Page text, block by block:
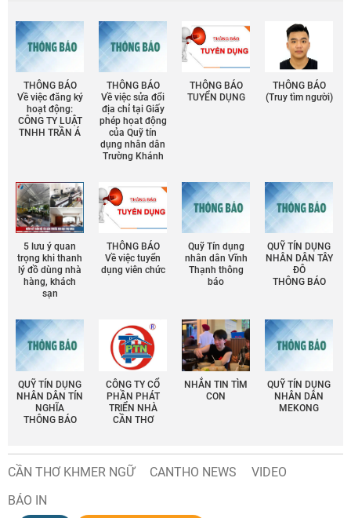
THÔNG BÁO
Về việc đăng ký
hoạt động:
CÔNG TY LUẬT
TNHH TRẦN Á
THÔNG BÁO
Về việc sửa đổi
địa chỉ tại Giấy
phép họat động
của Quỹ tín
dụng nhân dân
Trường Khánh
THÔNG BÁO
TUYỂN DỤNG
THÔNG BÁO
(Truy tìm người)
5 lưu ý quan
trọng khi thanh
lý đồ dùng nhà
hàng, khách
sạn
THÔNG BÁO
Về việc tuyển
dụng viên chức
Quỹ Tín dụng
nhân dân Vĩnh
Thạnh thông
báo
QUỸ TÍN DỤNG
NHÂN DÂN TÂY
ĐÔ
THÔNG BÁO
QUỸ TÍN DỤNG
NHÂN DÂN TÍN
NGHĨA
THÔNG BÁO
CÔNG TY CỔ
PHẦN PHÁT
TRIỂN NHÀ
CẦN THƠ
NHẮN TIN TÌM
CON
QUỸ TÍN DỤNG
NHÂN DÂN
MEKONG
CẦN THƠ KHMER NGỮ CANTHO NEWS
VIDEO
BÁO IN